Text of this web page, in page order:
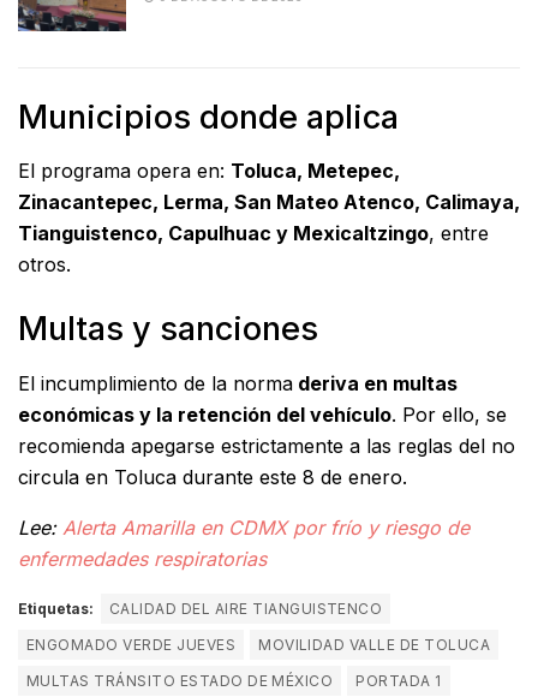
Municipios donde aplica
El programa opera en: Toluca, Metepec,
Zinacantepec, Lerma, San Mateo Atenco, Calimaya,
Tianguistenco, Capulhuac y Mexicaltzingo, entre
otros.
Multas y sanciones
El incumplimiento de la norma deriva en multas
económicas y la retención del vehículo. Por ello, se
recomienda apegarse estrictamente a las reglas del no
circula en Toluca durante este 8 de enero.
Lee: Alerta Amarilla en CDMX por frío y riesgo de
enfermedades respiratorias
Etiquetas:
CALIDAD DEL AIRE TIANGUISTENCO
ENGOMADO VERDE JUEVES
MOVILIDAD VALLE DE TOLUCA
MULTAS TRÁNSITO ESTADO DE MÉXICO
PORTADA 1